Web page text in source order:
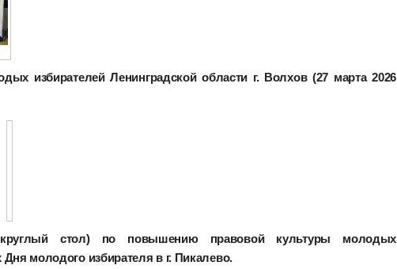
избирателей Ленинградской области г. Волхов (27 марта 2026
(круглый стол) по повышению правовой культуры молодых
Дня молодого избирателя в г. Пикалево.